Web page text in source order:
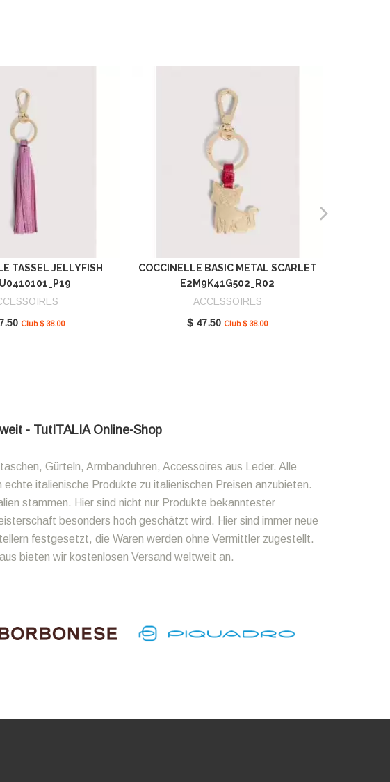
TASSEL JELLYFISH
Club $ 38.00
COCCINELLE BASIC METAL SCARLET
E2M9K41G502_R02
ACCESSOIRES
$ 47.50 Club $ 38.00
- TutITALIA Online-Shop
Gürteln, Armbanduhren, Accessoires aus Leder. Alle
italienische Produkte zu italienischen Preisen anzubieten.
stammen. Hier sind nicht nur Produkte bekanntester
besonders hoch geschätzt wird. Hier sind immer neue
festgesetzt, die Waren werden ohne Vermittler zugestellt.
bieten wir kostenlosen Versand weltweit an.